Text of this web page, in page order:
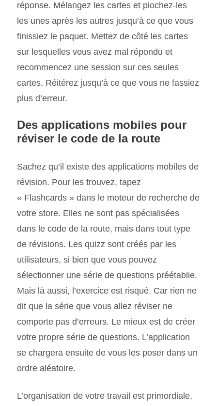
réponse. Mélangez les cartes et piochez-les
les unes après les autres jusqu’à ce que vous
finissiez le paquet. Mettez de côté les cartes
sur lesquelles vous avez mal répondu et
recommencez une session sur ces seules
cartes. Réitérez jusqu’à ce que vous ne fassiez
plus d’erreur.
Des applications mobiles pour
réviser le code de la route
Sachez qu’il existe des applications mobiles de
révision. Pour les trouvez, tapez
« Flashcards » dans le moteur de recherche de
votre store. Elles ne sont pas spécialisées
dans le code de la route, mais dans tout type
de révisions. Les quizz sont créés par les
utilisateurs, si bien que vous pouvez
sélectionner une série de questions préétablie.
Mais là aussi, l’exercice est risqué. Car rien ne
dit que la série que vous allez réviser ne
comporte pas d’erreurs. Le mieux est de créer
votre propre série de questions. L’application
se chargera ensuite de vous les poser dans un
ordre aléatoire.
L’organisation de votre travail est primordiale,